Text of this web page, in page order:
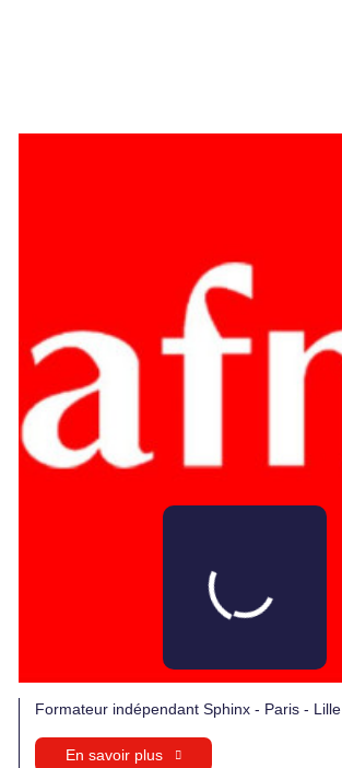
Formateur indépendant Sphinx - Paris - Lille
En savoir plus